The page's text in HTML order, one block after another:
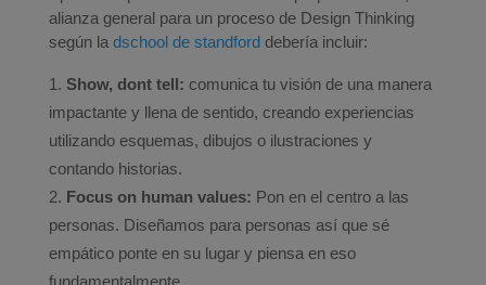
alianza general para un proceso de Design Thinking
según la dschool de standforddebería incluir:
Show, dont tell: comunica tu visión de una manera
impactante y llena de sentido, creando experiencias
utilizando esquemas, dibujos o ilustraciones y
contando historias.
Focus on human values: Pon en el centro a las
personas. Diseñamos para personas así que sé
empático ponte en su lugar y piensa en eso
fundamentalmente.